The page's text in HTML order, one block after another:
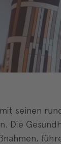
seinen
Die